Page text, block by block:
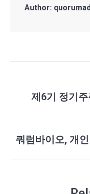
Author:
navigation
제6기 정기
쿼럼바이오, 개